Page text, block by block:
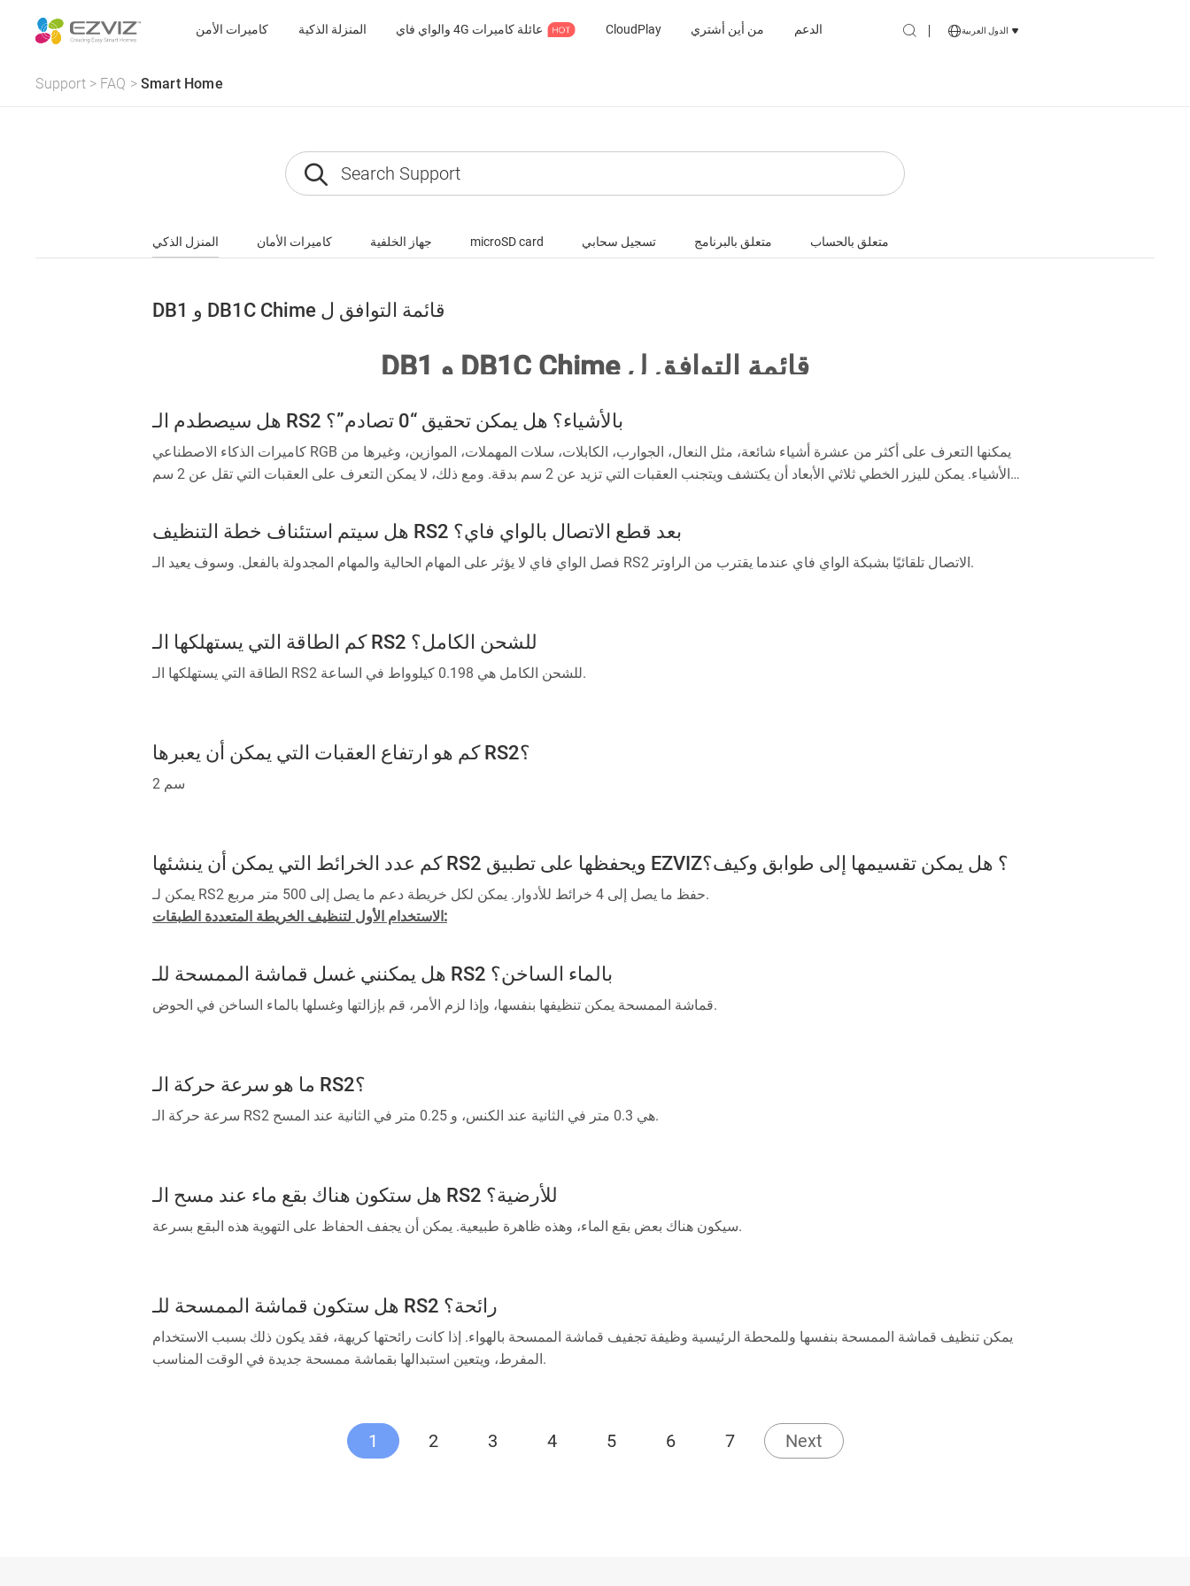
كاميرات الأمن المنزلة الذكية CloudPlay من أين أشتري الدعم الدول العربية
Support > FAQ > Smart Home
المنزل الذكي كاميرات الأمان جهاز الخلفية microSD card تسجيل سحابي متعلق بالبرنامج متعلق بالحساب
DB1 و DB1C Chime قائمة التوافق ل
DB1 و DB1C Chime قائمة التوافق ل
1. الجرس الرقمي
ملاحظات: يرجى استخدام تطبيق EZVIZ لتحديد نوع الجرس أثناء إعداد DB1 و DB1C.
هل سيصطدم الـ RS2 بالأشياء؟ هل يمكن تحقيق “0 تصادم”؟
كاميرات الذكاء الاصطناعي RGB يمكنها التعرف على أكثر من عشرة أشياء شائعة، مثل النعال، الجوارب، الكابلات، سلات المهملات، الموازين، وغيرها من
الأشياء. يمكن لليزر الخطي ثلاثي الأبعاد أن يكتشف ويتجنب العقبات التي تزيد عن 2 سم بدقة. ومع ذلك، لا يمكن التعرف على العقبات التي تقل عن 2 سم
المصنعة أن تعلن أن جهازها يمكن أن يحقق 0 تصادم. هل سيتم استئناف خطة التنظيف RS2 بعد قطع الاتصال بالواي فاي؟
فصل الواي فاي لا يؤثر على المهام الحالية والمهام المجدولة بالفعل. وسوف يعيد الـ RS2 الاتصال تلقائيًا بشبكة الواي فاي عندما يقترب من الراوتر.
كم الطاقة التي يستهلكها الـ RS2 للشحن الكامل؟
الطاقة التي يستهلكها الـ RS2 للشحن الكامل هي 0.198 كيلوواط في الساعة.
كم هو ارتفاع العقبات التي يمكن أن يعبرها RS2؟
2 سم
كم عدد الخرائط التي يمكن أن ينشئها RS2 ويحفظها على تطبيق EZVIZ؟ هل يمكن تقسيمها إلى طوابق وكيف؟
يمكن لـ RS2 حفظ ما يصل إلى 4 خرائط للأدوار. يمكن لكل خريطة دعم ما يصل إلى 500 متر مربع.
الاستخدام الأول لتنظيف الخريطة المتعددة الطبقات:
الاستخدام اليومي لتنظيف الأدوار المتعددة:
1. ضع الروبوت: بعد حفظ خريطة الطابق ، يرجى أولاً نقل RS2 ومحطة الإرساء إلى الطابق المقابل؛
هل يمكنني غسل قماشة الممسحة للـ RS2 بالماء الساخن؟
قماشة الممسحة يمكن تنظيفها بنفسها، وإذا لزم الأمر، قم بإزالتها وغسلها بالماء الساخن في الحوض.
ما هو سرعة حركة الـ RS2؟
سرعة حركة الـ RS2 هي 0.3 متر في الثانية عند الكنس، و 0.25 متر في الثانية عند المسح.
هل ستكون هناك بقع ماء عند مسح الـ RS2 للأرضية؟
سيكون هناك بعض بقع الماء، وهذه ظاهرة طبيعية. يمكن أن يجفف الحفاظ على التهوية هذه البقع بسرعة.
هل ستكون قماشة الممسحة للـ RS2 رائحة؟
يمكن تنظيف قماشة الممسحة بنفسها وللمحطة الرئيسية وظيفة تجفيف قماشة الممسحة بالهواء. إذا كانت رائحتها كريهة، فقد يكون ذلك بسبب الاستخدام
المفرط، ويتعين استبدالها بقماشة ممسحة جديدة في الوقت المناسب.
1 2 3 4 5 6 7 Next